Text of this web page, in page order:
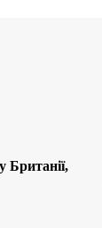
Британії,